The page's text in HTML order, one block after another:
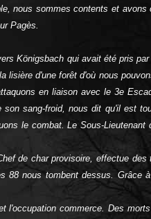
nous sommes contents et
Pagès.
Königsbach qui avait été pris
lisière d'une forêt d'où nous
en liaison avec le 3e
sang‑froid, nous dit qu'il est
le combat. Le
de char provisoire, effectue
88 nous tombent dessus. Grâce
l'occupation commerce. Des